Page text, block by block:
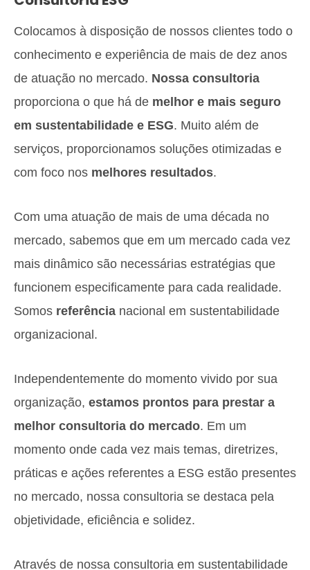
Colocamos à disposição de nossos clientes todo o
conhecimento e experiência de mais de dez anos
de atuação no mercado. Nossa consultoria
proporciona o que há de melhor e mais seguro
em sustentabilidade e ESG. Muito além de
serviços, proporcionamos soluções otimizadas e
com foco nos melhores resultados.
Com uma atuação de mais de uma década no
mercado, sabemos que em um mercado cada vez
mais dinâmico são necessárias estratégias que
funcionem especificamente para cada realidade.
Somos referência nacional em sustentabilidade
organizacional.
Independentemente do momento vivido por sua
organização, estamos prontos para prestar a
melhor consultoria do mercado. Em um
momento onde cada vez mais temas, diretrizes,
práticas e ações referentes a ESG estão presentes
no mercado, nossa consultoria se destaca pela
objetividade, eficiência e solidez.
Através de nossa consultoria em sustentabilidade